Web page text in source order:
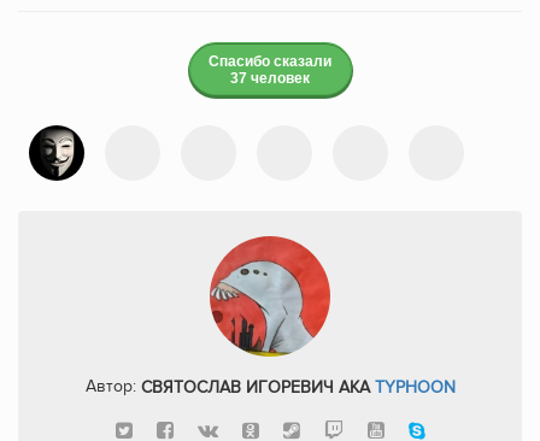
Спасибо сказали
37 человек
Автор: СВЯТОСЛАВ ИГОРЕВИЧ AKATYPHOON